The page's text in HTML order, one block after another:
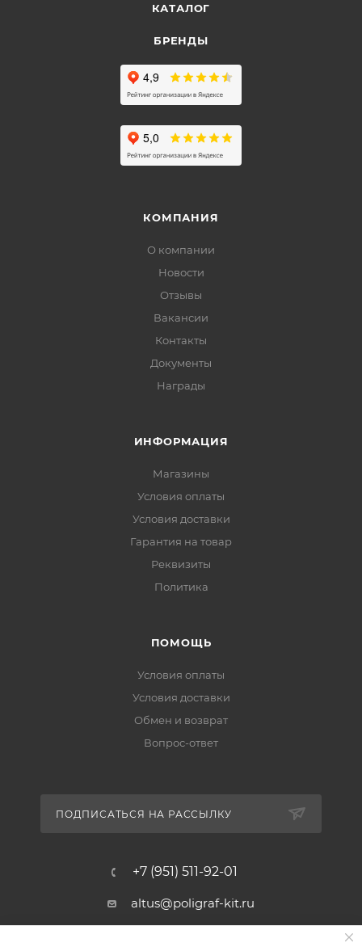
КАТАЛОГ
БРЕНДЫ
КОМПАНИЯ
О компании
Новости
Отзывы
Вакансии
Контакты
Документы
Награды
ИНФОРМАЦИЯ
Магазины
Условия оплаты
Условия доставки
Гарантия на товар
Реквизиты
Политика
ПОМОЩЬ
Условия оплаты
Условия доставки
Обмен и возврат
Вопрос-ответ
ПОДПИСАТЬСЯ НА РАССЫЛКУ
+7 (951) 511-92-01
altus@poligraf-kit.ru